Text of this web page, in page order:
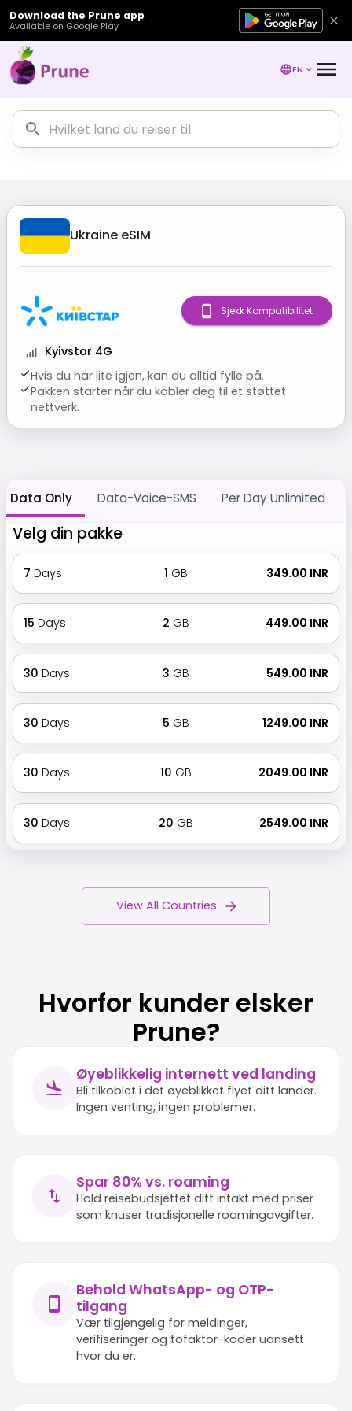
Download the Prune app
Available on Google Play
EN
Ukraine eSIM
Kyivstar 4G
Hvis du har lite igjen, kan du alltid fylle på.
Pakken starter når du kobler deg til et støttet
nettverk.
Sjekk Kompatibilitet
Data Only Data-Voice-SMS Per Day Unlimited
Velg din pakke
7 Days 1 GB ₹ 349.00 INR
15 Days 2 GB ₹ 449.00 INR
30 Days 3 GB ₹ 549.00 INR
30 Days 5 GB ₹ 1249.00 INR
30 Days 10 GB ₹ 2049.00 INR
30 Days 20 GB ₹ 2549.00 INR
View All Countries
Hvorfor kunder elsker
Prune?
Øyeblikkelig internett ved landing
Bli tilkoblet i det øyeblikket flyet ditt lander.
Ingen venting, ingen problemer.
Spar 80% vs. roaming
Hold reisebudsjettet ditt intakt med priser
som knuser tradisjonelle roamingavgifter.
Behold WhatsApp- og OTP-
tilgang
Vær tilgjengelig for meldinger,
verifiseringer og tofaktor-koder uansett
hvor du er.